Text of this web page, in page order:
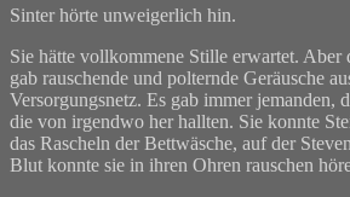
Sinter hörte unweigerlich hin.
Sie hätte vollkommene Stille erwartet. Aber
gab rauschende und polternde Geräusche
Versorgungsnetz. Es gab immer jemanden,
die von irgendwo her hallten. Sie konnte
das Rascheln der Bettwäsche, auf der
Blut konnte sie in ihren Ohren rauschen